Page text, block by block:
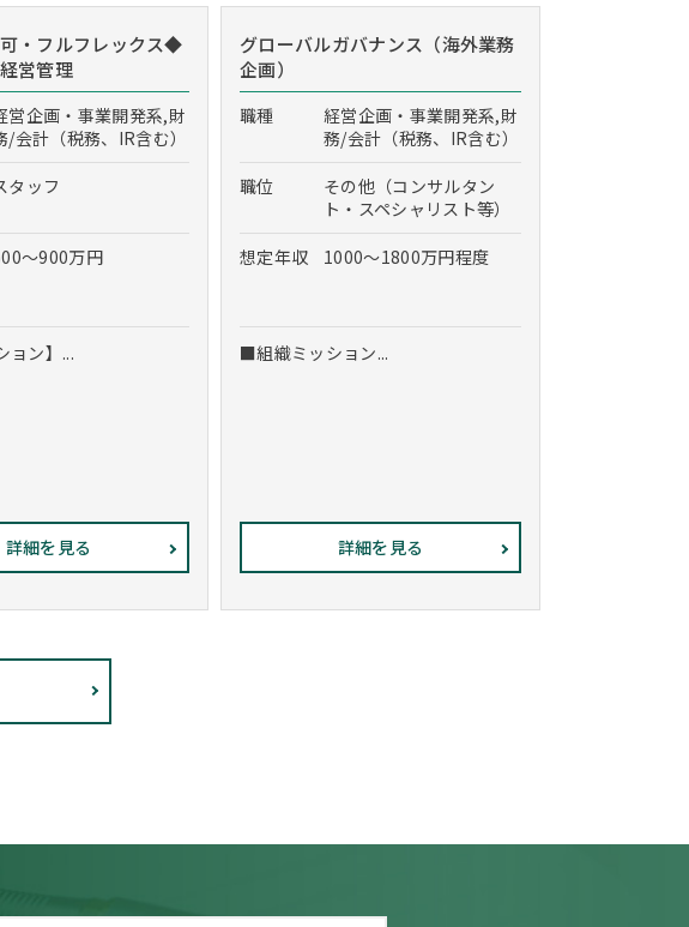
・フルフレックス◆
営管理
営企画・事業開発系,財
/会計（税務、IR含む）
タッフ
～900万円
ョン】...
詳細を見る
グローバルガバナンス（海外業務
企画）
職種
経営企画・事業開発系,財
務/会計（税務、IR含む）
職位
その他（コンサルタン
ト・スペシャリスト等）
想定年収
1000～1800万円程度
■組織ミッション...
詳細を見る